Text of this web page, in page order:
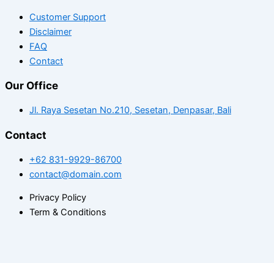
Customer Support
Disclaimer
FAQ
Contact
Our Office
Jl. Raya Sesetan No.210, Sesetan, Denpasar, Bali
Contact
+62 831-9929-86700
contact@domain.com
Privacy Policy
Term & Conditions